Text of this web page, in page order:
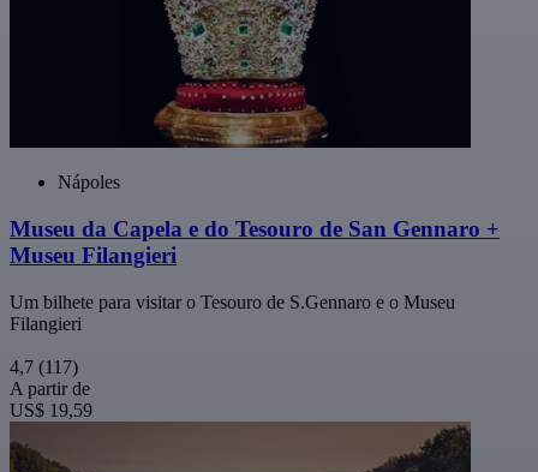
Nápoles
Museu da Capela e do Tesouro de San Gennaro +
Museu Filangieri
Um bilhete para visitar o Tesouro de S.Gennaro e o Museu
Filangieri
4,7 (117)
A partir de
US$ 19,59